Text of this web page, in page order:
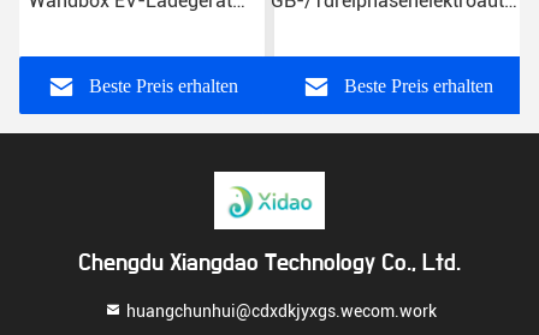
Ladestation
Beste Preis erhalten
Hauptaufladungspunkt
Beste Preis erhalten
Chengdu Xiangdao Technology Co., Ltd.
huangchunhui@cdxdkjyxgs.wecom.work